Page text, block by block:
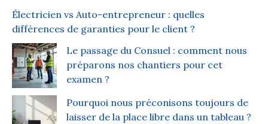
Électricien vs Auto-entrepreneur : quelles
différences de garanties pour le client ?
Le passage du Consuel : comment nous
préparons nos chantiers pour cet
examen ?
Pourquoi nous préconisons toujours de
laisser de la place libre dans un tableau ?